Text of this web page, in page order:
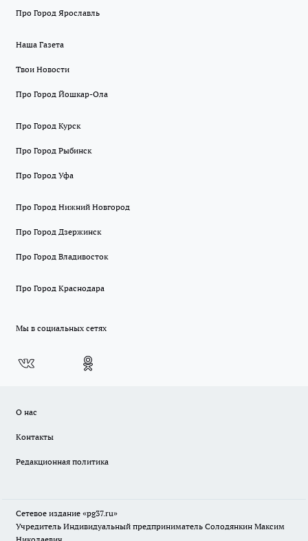
Про Город Ярославль
Наша Газета
Твои Новости
Про Город Йошкар-Ола
Про Город Курск
Про Город Рыбинск
Про Город Уфа
Про Город Нижний Новгород
Про Город Дзержинск
Про Город Владивосток
Про Город Краснодара
Мы в социальных сетях
О нас
Контакты
Редакционная политика
Сетевое издание «pg37.ru»
Учредитель Индивидуальный предприниматель Солодянкин Максим